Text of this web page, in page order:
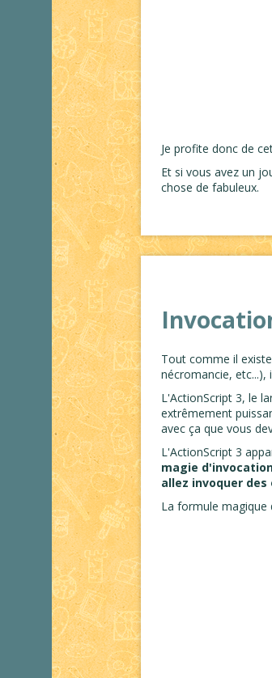
Je profite donc de
Et si vous avez un
chose de fabuleux.
Tout comme il existe
nécromancie, etc...),
L'ActionScript 3, le
extrêmement
avec ça que vous
L'ActionScript 3
magie
allez invoquer
La formule magique